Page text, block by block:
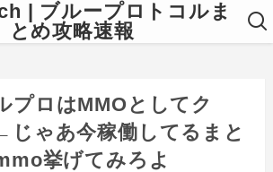
| ブループロトコルま
とめ攻略速報
プロはMMOとしてク
じゃあ今稼働してるまと
挙げてみろよ